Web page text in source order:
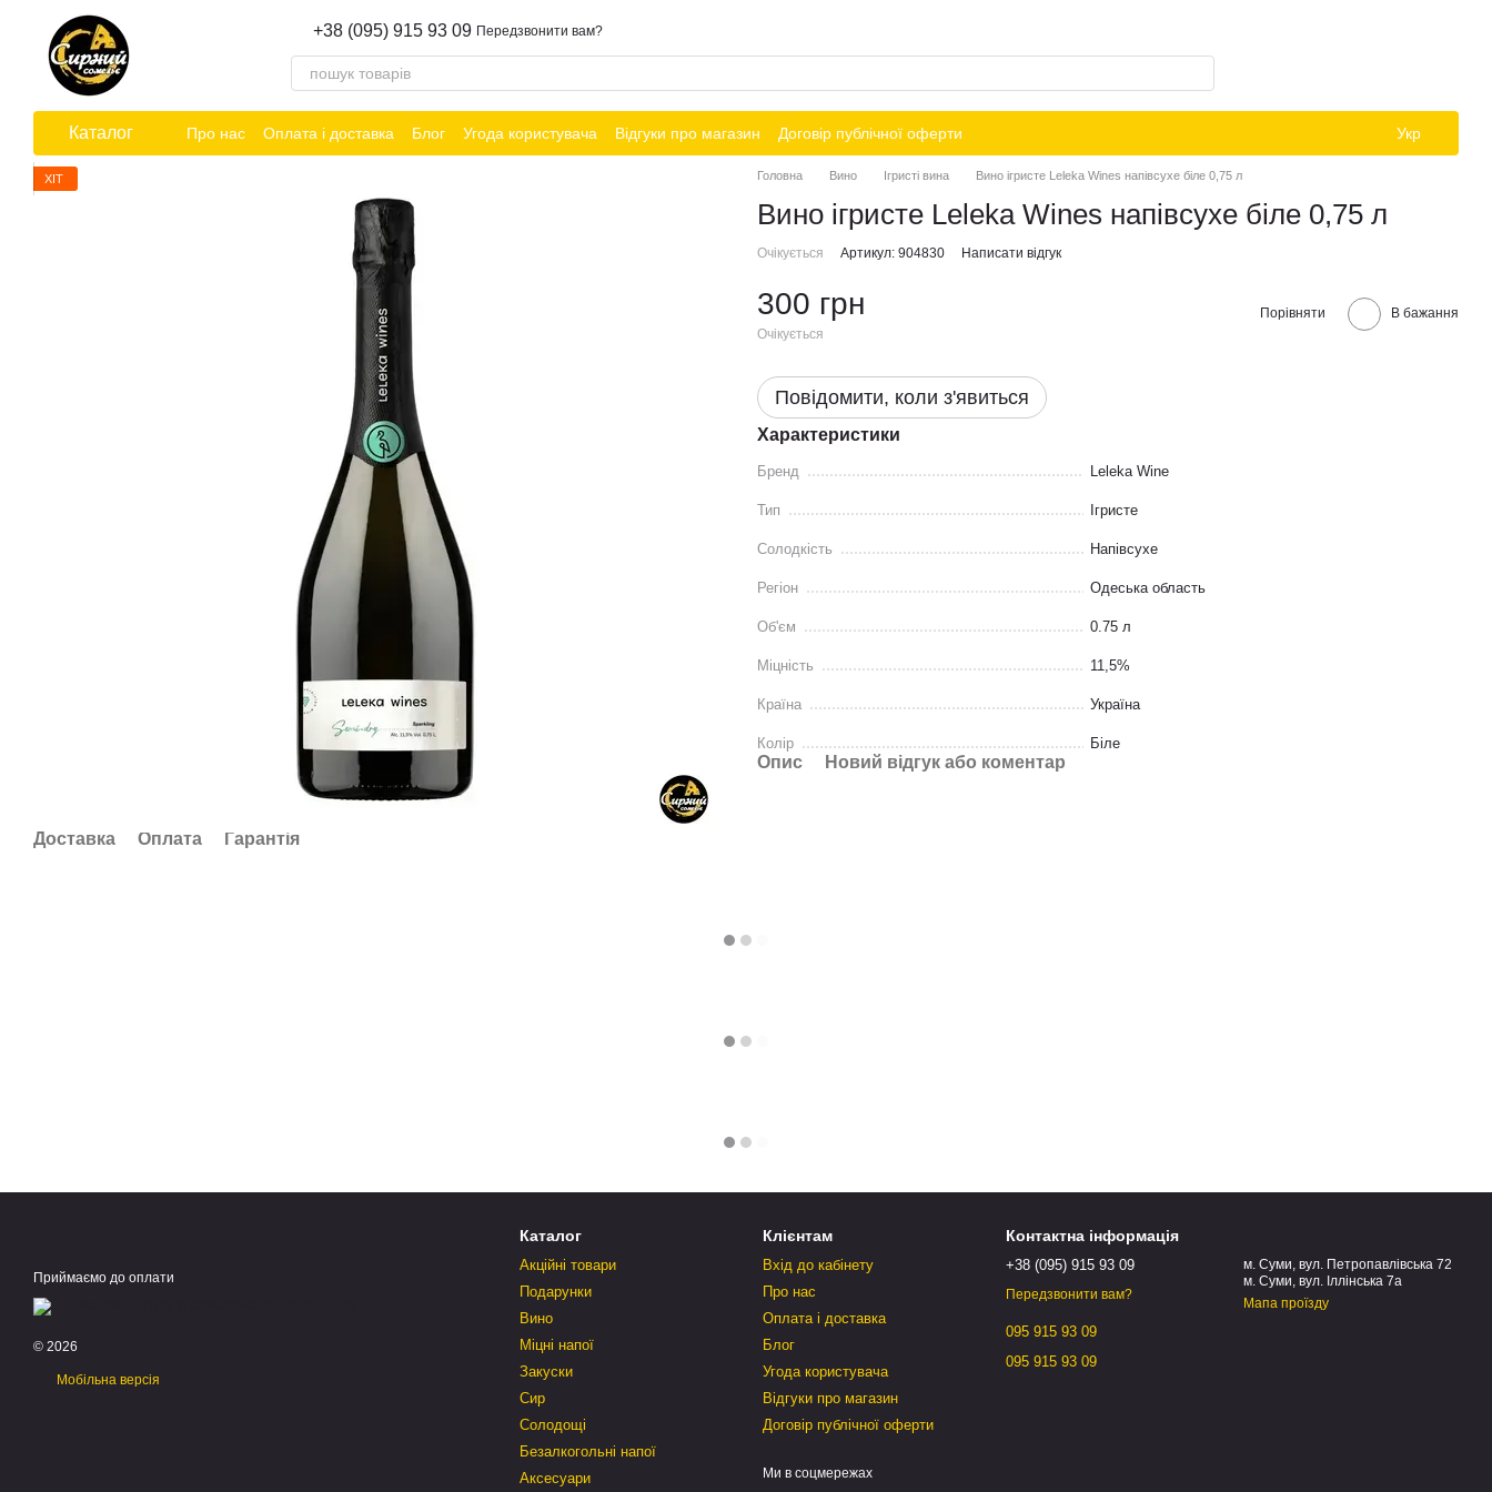
Перейти до основного контенту
+38 (095) 915 93 09 Передзвонити вам?
Каталог Про нас Оплата і доставка Блог Угода користувача Відгуки про магазин Договір публічної оферти Укр
ХІТ
Доставка Оплата Гарантія
Головна Вино Ігристі вина Вино ігристе Leleka Wines напівсухе біле 0,75 л
Вино ігристе Leleka Wines напівсухе біле 0,75 л
Очікується Артикул: 904830 Написати відгук
300 грн
Очікується
Порівняти В бажання
Повідомити, коли з'явиться
Характеристики
Бренд Leleka Wine
Тип Ігристе
Солодкість Напівсухе
Регіон Одеська область
Об'єм 0.75 л
Міцність 11,5%
Країна Україна
Колір Біле
Опис Новий відгук або коментар
Приймаємо до оплати
© 2026
Мобільна версія
Каталог
Акційні товари
Подарунки
Вино
Міцні напої
Закуски
Сир
Солодощі
Безалкогольні напої
Аксесуари
Клієнтам
Вхід до кабінету
Про нас
Оплата і доставка
Блог
Угода користувача
Відгуки про магазин
Договір публічної оферти
Ми в соцмережах
Контактна інформація
+38 (095) 915 93 09
Передзвонити вам?
095 915 93 09
095 915 93 09
м. Суми, вул. Петропавлівська 72
м. Суми, вул. Іллінська 7а
Мапа проїзду